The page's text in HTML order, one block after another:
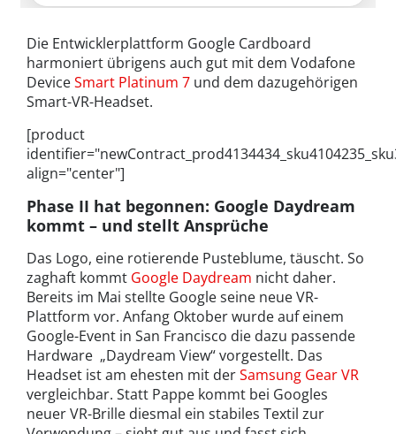
Die Entwicklerplattform Google Cardboard
harmoniert übrigens auch gut mit dem Vodafone
DeviceSmart Platinum 7 und dem dazugehörigen
Smart-VR-Headset.
[product
align="center"]
Phase II hat begonnen: Google Daydream
kommt – und stellt Ansprüche
Das Logo, eine rotierende Pusteblume, täuscht. So
zaghaft kommt Google Daydream nicht daher.
Bereits im Mai stellte Google seine neue VR-
Plattform vor. Anfang Oktober wurde auf einem
Google-Event in San Francisco die dazu passende
Hardware „Daydream View“ vorgestellt. Das
Headset ist am ehesten mit derSamsung Gear VR
vergleichbar. Statt Pappe kommt bei Googles
neuer VR-Brille diesmal ein stabiles Textil zur